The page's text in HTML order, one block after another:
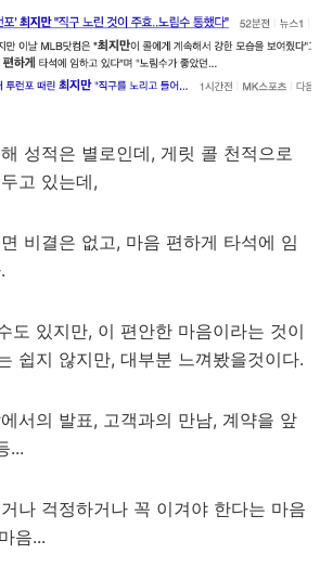
성적은 별로인데, 게릿 콜 천적으로
고 있는데,
비결은 없고, 마음 편하게 타석에 임
도 있지만, 이 편안한 마음이라는 것이
쉽지 않지만, 대부분 느껴봤을것이다.
서의 발표, 고객과의 만남, 계약을 앞
...
나 걱정하거나 꼭 이겨야 한다는 마음
음...